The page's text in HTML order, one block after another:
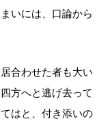
いには、口論から
合わせた者も大い
方へと逃げ去って
はと、付き添いの